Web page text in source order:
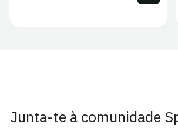
Junta-te à comunidade